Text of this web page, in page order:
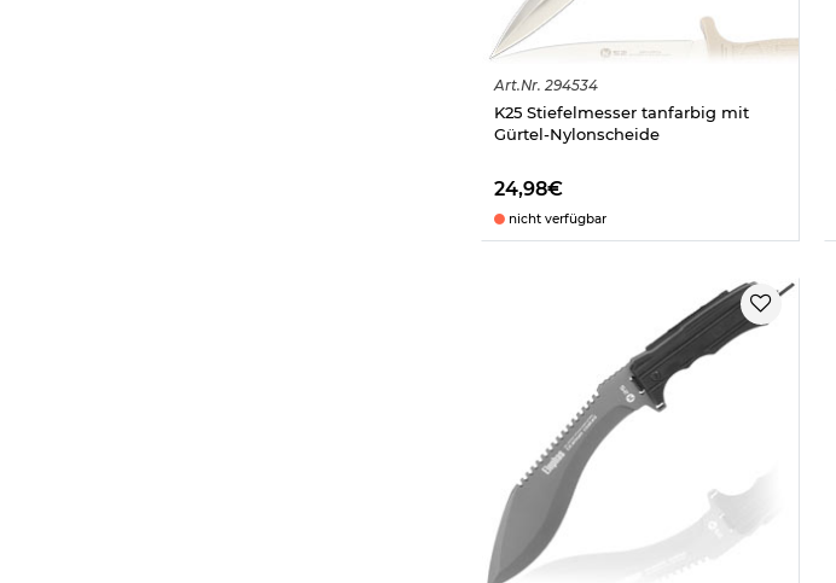
Art.Nr. 294534
K25 Stiefelmesser tanfarbig mit
Gürtel-Nylonscheide
24,98€
nicht verfügbar